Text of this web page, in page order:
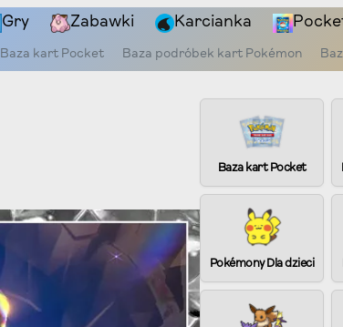
Gry Zabawki Karcianka
Baza kart Pocket Baza podróbek kart Pokémon
Baza kart Pocket
Pokémony Dla dzieci